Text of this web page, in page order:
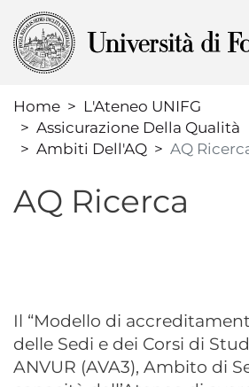
al
Home
L'Ateneo UNIFG
Assicurazione Della Qualità
Ambiti Dell'AQ
AQ
AQ Ricerca
Il “Modello di
delle Sedi e dei Corsi di
ANVUR (AVA3), Ambito di